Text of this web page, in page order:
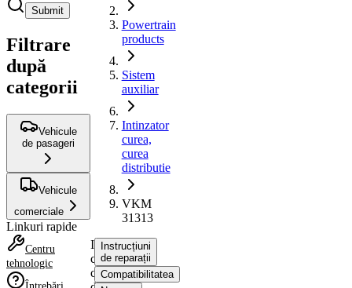
Submit
Filtrare
după
categorii
Vehicule
de pasageri
Vehicule
comerciale
Linkuri rapide
Centru
tehnologic
Powertrain
products
Sistem
auxiliar
Intinzator
curea,
curea
distributie
VKM
31313
Intinzator
curea,
curea
Instrucțiuni
de reparații
Compatibilitatea